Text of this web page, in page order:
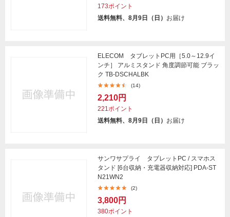
173ポイント
送料無料、8月9日（日） お届け
ELECOM タブレットPC用［5.0～12.9イ
ンチ］ アルミスタンド 角度調節可能 ブラッ
ク TB-DSCHALBK
(14)
2,210円
221ポイント
送料無料、8月9日（日） お届け
サンワサプライ タブレットPC / スマホス
タンド [6台収納・充電器収納対応] PDA-ST
N21WN2
(2)
3,800円
380ポイント